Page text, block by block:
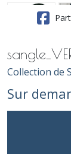
Collection de
Sur